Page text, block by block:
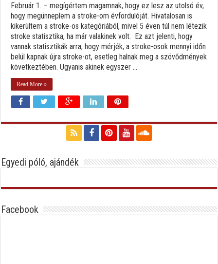
Február 1. – megígértem magamnak, hogy ez lesz az utolsó év,
hogy megünneplem a stroke-om évfordulóját. Hivatalosan is
kikerültem a stroke-os kategóriából, mivel 5 éven túl nem létezik
stroke statisztika, ha már valakinek volt. Ez azt jelenti, hogy
vannak statisztikák arra, hogy mérjék, a stroke-osok mennyi időn
belül kapnak újra stroke-ot, esetleg halnak meg a szövődmények
következtében. Ugyanis akinek egyszer ...
Read More »
Egyedi póló, ajándék
Facebook